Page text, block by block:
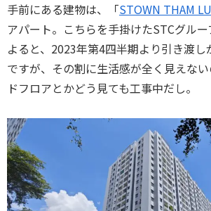
手前にある建物は、「STOWN THAM
アパート。こちらを手掛けたSTCグル
よると、2023年第4四半期より引き渡し
ですが、その割に生活感が全く見えな
ドフロアとかどう見ても工事中だし。